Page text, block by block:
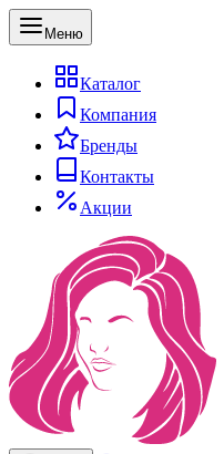
Меню
Каталог
Компания
Бренды
Контакты
Акции